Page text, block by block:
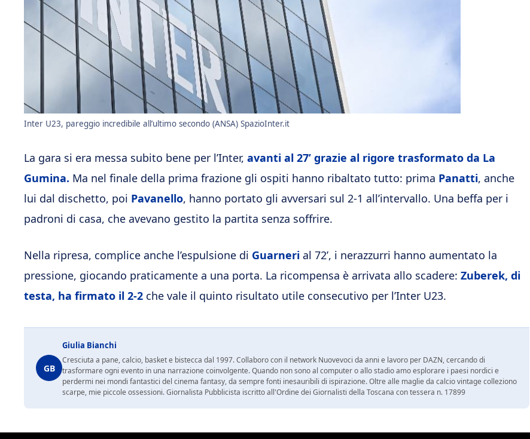
Inter U23, pareggio incredibile all’ultimo secondo (ANSA) SpazioInter.it
La gara si era messa subito bene per l’Inter, avanti al 27’ grazie al rigore trasformato da La
Gumina. Ma nel finale della prima frazione gli ospiti hanno ribaltato tutto: prima Panatti, anche
lui dal dischetto, poi Pavanello, hanno portato gli avversari sul 2-1 all’intervallo. Una beffa per i
padroni di casa, che avevano gestito la partita senza soffrire.
Nella ripresa, complice anche l’espulsione di Guarneri al 72’, i nerazzurri hanno aumentato la
pressione, giocando praticamente a una porta. La ricompensa è arrivata allo scadere: Zuberek, di
testa, ha firmato il 2-2 che vale il quinto risultato utile consecutivo per l’Inter U23.
GB
Giulia Bianchi
Cresciuta a pane, calcio, basket e bistecca dal 1997. Collaboro con il network Nuovevoci da anni e lavoro per DAZN, cercando di
trasformare ogni evento in una narrazione coinvolgente. Quando non sono al computer o allo stadio amo esplorare i paesi nordici e
perdermi nei mondi fantastici del cinema fantasy, da sempre fonti inesauribili di ispirazione. Oltre alle maglie da calcio vintage colleziono
scarpe, mie piccole ossessioni. Giornalista Pubblicista iscritto all'Ordine dei Giornalisti della Toscana con tessera n. 17899